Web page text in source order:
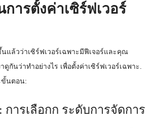
ารตั้งค่าเซิร์ฟเวอร์
แล้วว่าเซิร์ฟเวอร์เฉพาะมีฟีเจอร์และคุณ
ดูกันว่าทำอย่างไร เพื่อตั้งค่าเซิร์ฟเวอร์เฉพาะ
นตอน:
ารเลือกก ระดับการจัดการ